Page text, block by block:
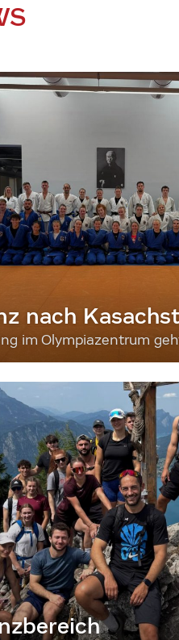
nach
im Olympiazentrum